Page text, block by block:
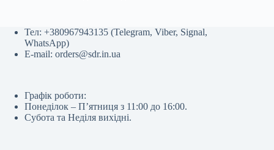
Тел: +380967943135 (Telegram, Viber, Signal,
WhatsApp)
E-mail: orders@sdr.in.ua
Графік роботи:
Понеділок – П’ятниця з 11:00 до 16:00.
Субота та Неділя вихідні.